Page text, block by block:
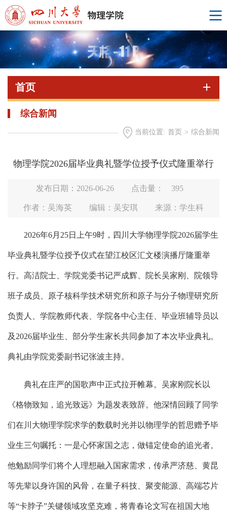
首页
综合新闻
当前位置: 首页 > 综合新闻
物理学院2026届毕业典礼暨学位授予仪式隆重举行
发布日期：2026-06-26 点击量： 395
作者：吴海英 编辑：吴安琪 来源：学生科
2026年6月25日上午9时，四川大学物理学院2026届学生
毕业典礼暨学位授予仪式在望江校区汇文楼演播厅隆重举
行。高洁院士、学院党委书记严成辉、院长吴家刚、院领导
班子成员、原子核科学技术研究所和原子与分子物理研究所
负责人、学院教师代表、学院各中心主任、毕业班辅导员以
及2026届毕业生、部分学生家长共同参加了本次毕业典礼。
典礼由学院党委副书记张波主持。
典礼在庄严的国歌声中正式拉开帷幕。吴家刚院长以
《格物致知，追光致远》为题发表致辞。他深情回顾了同学
们在川大物理学院求学的数载时光并以物理学的哲思赠予毕
业生三句嘱托：一是心怀家国之志，做锚定使命的追光者。
他勉励同学们将个人理想融入国家需求，传承严济慈、黄昆
等先辈以身许国的风骨，在量子科技、聚变能源、高端芯片
等“卡脖子”关键领域攻坚克难，将青春论文写在祖国大地